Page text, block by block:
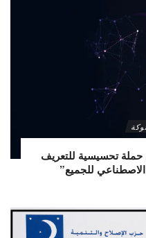
حملة تحسيسية للتعريف
الاصطناعي للجميع”